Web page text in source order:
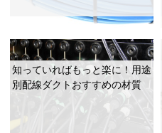
知っていればもっと楽に！用途
別配線ダクトおすすめの材質